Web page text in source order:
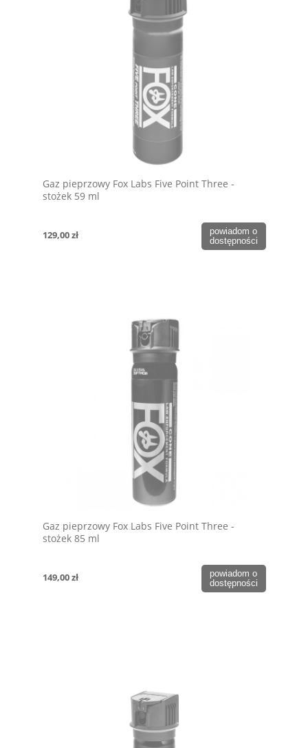
Gaz pieprzowy Fox Labs Five Point Three -
stożek 59 ml
129,00 zł
powiadom o
dostępności
Gaz pieprzowy Fox Labs Five Point Three -
stożek 85 ml
149,00 zł
powiadom o
dostępności